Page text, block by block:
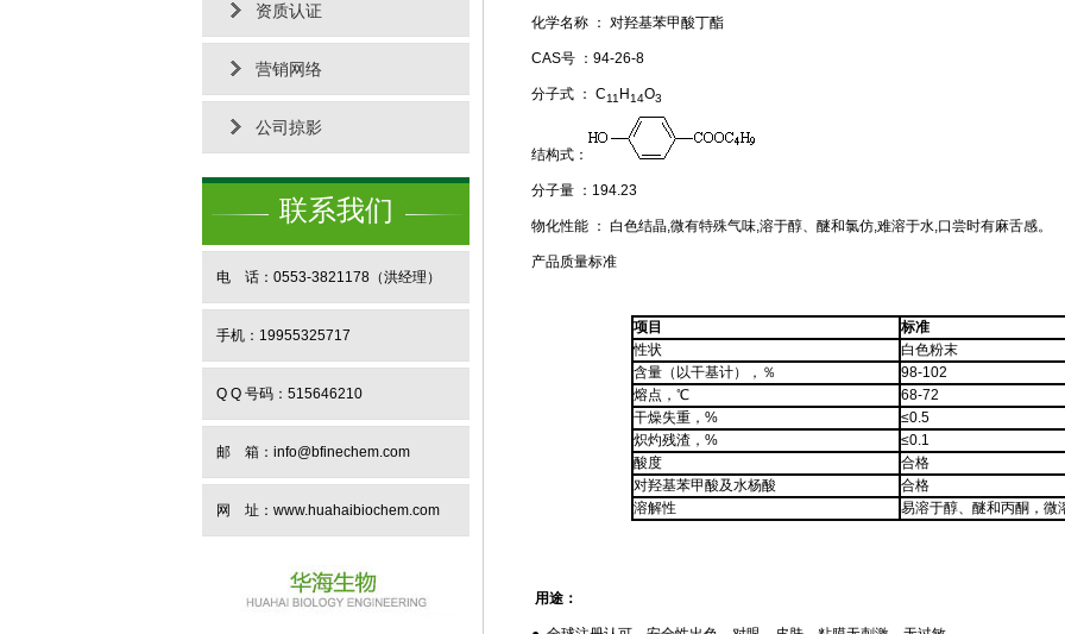
资质认证
营销网络
公司掠影
联系我们
电 话：0553-3821178（洪经理）
手机：19955325717
Q Q 号码：515646210
邮 箱：info@bfinechem.com
网 址： www.huahaibiochem.com
化学名称 ： 对羟基苯甲酸丁酯
CAS号 ：94-26-8
分子式 ： C11 H14O3
结构式：
分子量 ：194.23
物化性能 ： 白色结晶,微有特殊气味,溶于醇、醚和氯仿,难溶于水,口尝时有麻舌感。
产品质量标准
项目
标准
性状
白色粉末
含量（以干基计），％
98-102
熔点，℃
68-72
干燥失重，%
≤0.5
炽灼残渣，%
≤0.1
酸度
合格
对羟基苯甲酸及水杨酸
合格
溶解性
易溶于醇、醚和丙酮，微
用途：